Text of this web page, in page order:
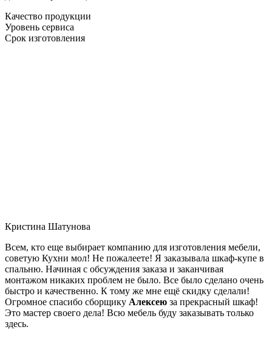
Качество продукции
Уровень сервиса
Срок изготовления
Кристина Шатунова
Всем, кто еще выбирает компанию для изготовления мебели,
советую Кухни мол! Не пожалеете! Я заказывала шкаф-купе в
спальню. Начиная с обсуждения заказа и заканчивая
монтажом никаких проблем не было. Все было сделано очень
быстро и качественно. К тому же мне ещё скидку сделали!
Огромное спасибо сборщику Алексею за прекрасный шкаф!
Это мастер своего дела! Всю мебель буду заказывать только
здесь.